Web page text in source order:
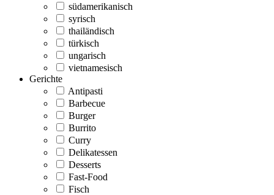
südamerikanisch
syrisch
thailändisch
türkisch
ungarisch
vietnamesisch
Gerichte
Antipasti
Barbecue
Burger
Burrito
Curry
Delikatessen
Desserts
Fast-Food
Fisch